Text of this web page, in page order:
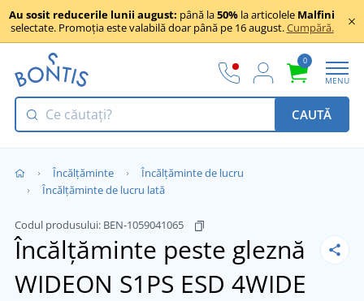
Au sosit reducerile lunii august: până la50% la articolele Malfini
selectate. Promoția este valabilă doar până pe 16 august.Cumpără.
0
MENU
CAUTĂ
Încălţăminte
Încălțăminte de lucru
Încălțăminte de lucru lată
Codul produsului: BEN-1059041065
Încălțăminte peste gleznă
WIDEON S1PS ESD 4WIDE